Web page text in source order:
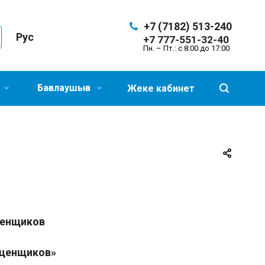
Рус
+7 (7182) 513-240
+7 777-551-32-40
Пн. – Пт.: с 8:00 до 17:00
Жеке кабинет
Бағалаушыға